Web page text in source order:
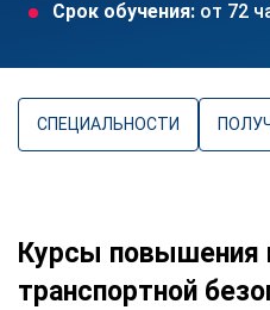
Срок обучения: от 72
СПЕЦИАЛЬНОСТИ
Курсы повышения
транспортной